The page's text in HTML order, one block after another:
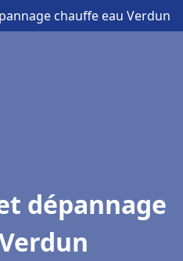
chauffe eau Verdun
dépannage